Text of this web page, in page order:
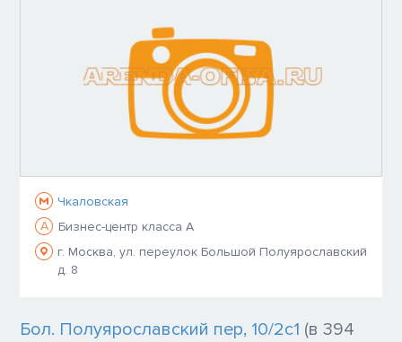
Чкаловская
A
Бизнес-центр класса A
г. Москва, ул. переулок Большой Полуярославский
д. 8
Бол. Полуярославский пер, 10/2с1 (в 394